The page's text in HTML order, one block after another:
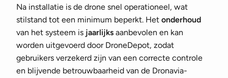
Na installatie is de drone snel operationeel, wat
stilstand tot een minimum beperkt. Het onderhoud
van het systeem is jaarlijks aanbevolen en kan
worden uitgevoerd door DroneDepot, zodat
gebruikers verzekerd zijn van een correcte controle
en blijvende betrouwbaarheid van de Dronavia-